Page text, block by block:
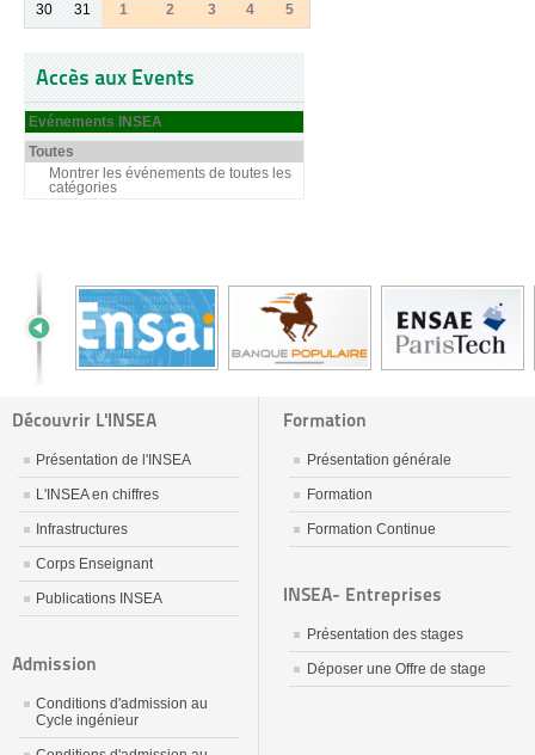
30 31 1 2 3 4 5
Accès aux Events
Evénements INSEA
Toutes
Montrer les événements de toutes les
catégories
Découvrir L'INSEA
Présentation de l'INSEA
L'INSEA en chiffres
Infrastructures
Corps Enseignant
Publications INSEA
Admission
Conditions d'admission au
Cycle ingénieur
Formation
Présentation générale
Formation
Formation Continue
INSEA- Entreprises
Présentation des stages
Déposer une Offre de stage